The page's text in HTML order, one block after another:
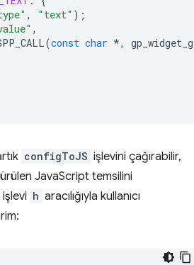
, "text" );
,
(const char *,
configToJS işlevini çağırabilir,
JavaScript temsilini
h aracılığıyla kullanıcı